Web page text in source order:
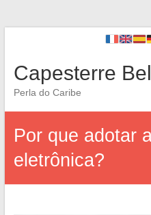
Capesterre
Perla do Caribe
Por que adotar
eletrônica?